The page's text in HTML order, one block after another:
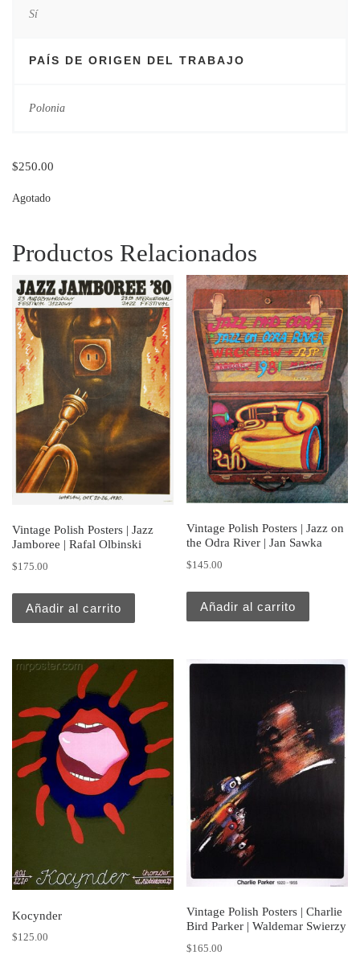
Sí
PAÍS DE ORIGEN DEL TRABAJO
Polonia
$250.00
Agotado
Productos Relacionados
Vintage Polish Posters | Jazz
Jamboree | Rafal Olbinski
$175.00
Añadir al carrito
Vintage Polish Posters | Jazz on
the Odra River | Jan Sawka
$145.00
Añadir al carrito
Kocynder
$125.00
Vintage Polish Posters | Charlie
Bird Parker | Waldemar Swierzy
$165.00